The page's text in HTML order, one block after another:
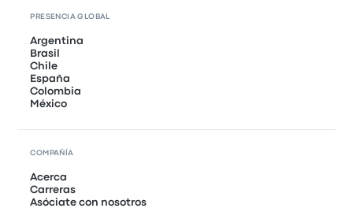
PRESENCIA GLOBAL
Argentina
Brasil
Chile
España
Colombia
México
COMPAÑÍA
Acerca
Carreras
Asóciate con nosotros